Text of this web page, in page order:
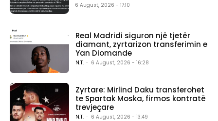
6 August, 2026 - 17:10
Real Madridi siguron një tjetër
diamant, zyrtarizon transferimin e
Yan Diomande
N.T. - 6 August, 2026 - 16:28
Zyrtare: Mirlind Daku transferohet
te Spartak Moska, firmos kontratë
trevjeçare
N.T. - 6 August, 2026 - 13:49